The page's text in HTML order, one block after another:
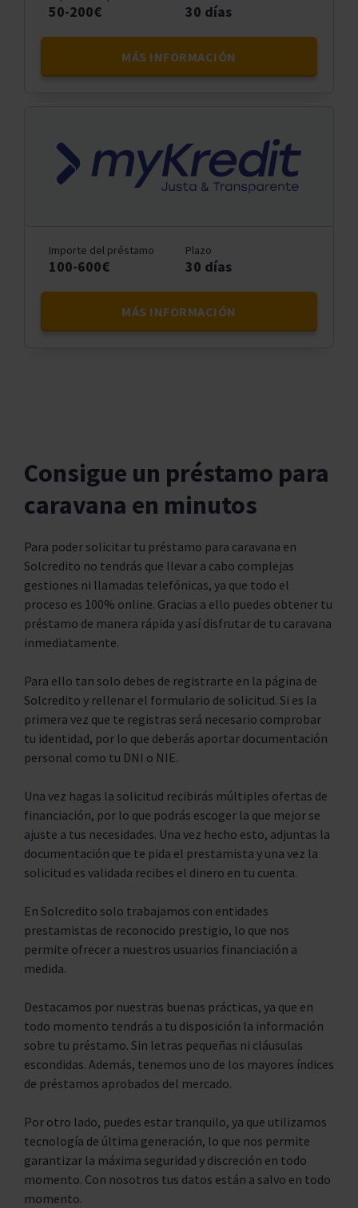
50-200€ 30 días
MÁS INFORMACIÓN
Importe del préstamo
100-600€
Plazo
30 días
MÁS INFORMACIÓN
Consigue un préstamo para
caravana en minutos
Para poder solicitar tu préstamo para caravana en
Solcredito no tendrás que llevar a cabo complejas
gestiones ni llamadas telefónicas, ya que todo el
proceso es 100% online. Gracias a ello puedes obtener tu
préstamo de manera rápida y así disfrutar de tu caravana
inmediatamente.
Para ello tan solo debes de registrarte en la página de
Solcredito y rellenar el formulario de solicitud. Si es la
primera vez que te registras será necesario comprobar
tu identidad, por lo que deberás aportar documentación
personal como tu DNI o NIE.
Una vez hagas la solicitud recibirás múltiples ofertas de
financiación, por lo que podrás escoger la que mejor se
ajuste a tus necesidades. Una vez hecho esto, adjuntas la
documentación que te pida el prestamista y una vez la
solicitud es validada recibes el dinero en tu cuenta.
En Solcredito solo trabajamos con entidades
prestamistas de reconocido prestigio, lo que nos
permite ofrecer a nuestros usuarios financiación a
medida.
Destacamos por nuestras buenas prácticas, ya que en
todo momento tendrás a tu disposición la información
sobre tu préstamo. Sin letras pequeñas ni cláusulas
escondidas. Además, tenemos uno de los mayores índices
de préstamos aprobados del mercado.
Por otro lado, puedes estar tranquilo, ya que utilizamos
tecnología de última generación, lo que nos permite
garantizar la máxima seguridad y discreción en todo
momento. Con nosotros tus datos están a salvo en todo
momento.